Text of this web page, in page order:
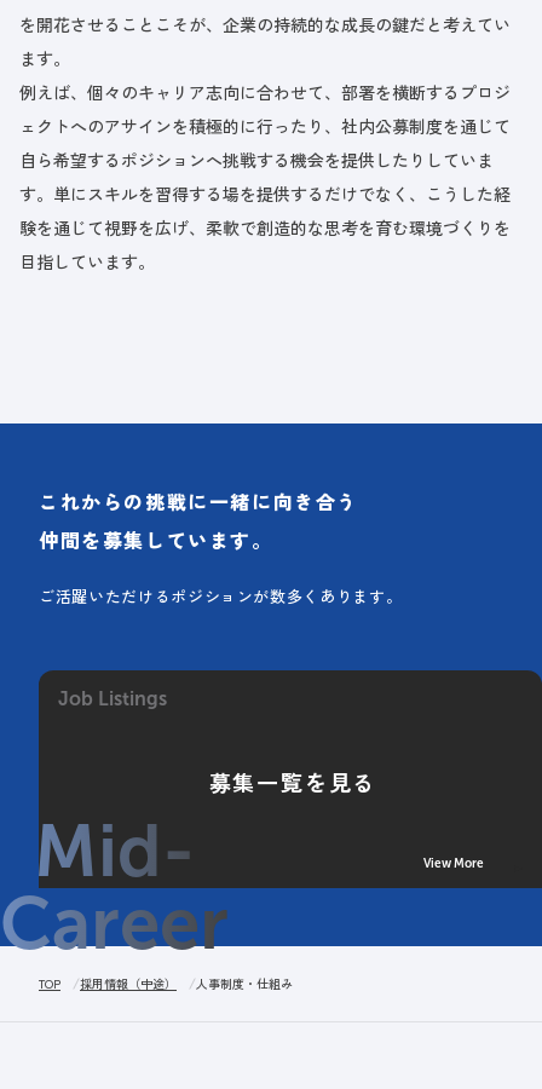
を開花させることこそが、企業の持続的な成長の鍵だと考えてい
ます。
例えば、個々のキャリア志向に合わせて、部署を横断するプロジ
ェクトへのアサインを積極的に行ったり、社内公募制度を通じて
自ら希望するポジションへ挑戦する機会を提供したりしていま
す。単にスキルを習得する場を提供するだけでなく、こうした経
験を通じて視野を広げ、柔軟で創造的な思考を育む環境づくりを
目指しています。
これからの挑戦に一緒に向き合う
仲間を募集しています。
ご活躍いただけるポジションが数多くあります。
Job Listings
募集一覧を見る
View More
Mid-
Career
TOP 採用情報（中途） 人事制度・仕組み